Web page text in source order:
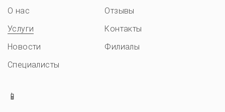
О нас
Услуги
Новости
Специалисты
Отзывы
Контакты
Филиалы